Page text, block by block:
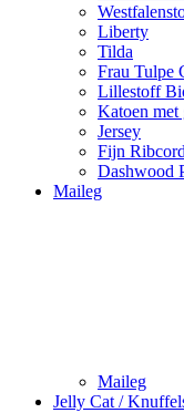
Liberty
Tilda
Frau Tulpe
Lillestoff
Katoen met
Jersey
Fijn Ribcord
Dashwood
Maileg
Maileg
Jelly Cat /